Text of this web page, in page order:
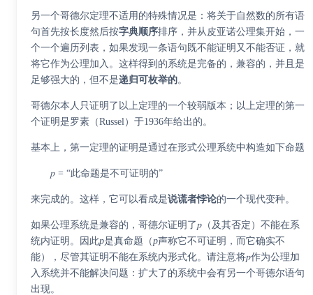
另一个哥德尔定理不适用的特殊情况是：将关于自然数的所有语
句首先按长度然后按字典顺序排序，并从皮亚诺公理集开始，一
个一个遍历列表，如果发现一条语句既不能证明又不能否证，就
将它作为公理加入。这样得到的系统是完备的，兼容的，并且是
足够强大的，但不是递归可枚举的。
哥德尔本人只证明了以上定理的一个较弱版本；以上定理的第一
个证明是罗素（Russel）于1936年给出的。
基本上，第一定理的证明是通过在形式公理系统中构造如下命题
𝑝 = “此命题是不可证明的”
来完成的。这样，它可以看成是说谎者悖论的一个现代变种。
如果公理系统是兼容的，哥德尔证明了𝑝（及其否定）不能在系
统内证明。因此p是真命题（p声称它不可证明，而它确实不
能），尽管其证明不能在系统内形式化。请注意将𝑝作为公理加
入系统并不能解决问题：扩大了的系统中会有另一个哥德尔语句
出现。